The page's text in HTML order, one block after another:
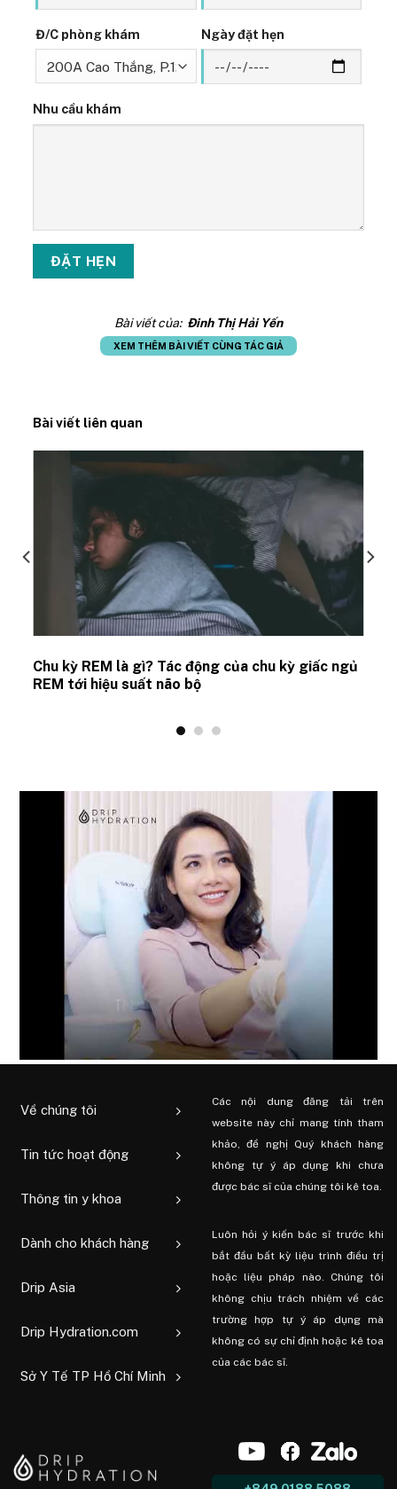
Đ/C phòng khám Ngày đặt hẹn
Nhu cầu khám
Bài viết của: Đinh Thị Hải Yến
XEM THÊM BÀI VIẾT CÙNG TÁC GIẢ
Bài viết liên quan
Chu kỳ REM là gì? Tác động của chu kỳ giấc ngủ
REM tới hiệu suất não bộ
Về chúng tôi
Tin tức hoạt động
Thông tin y khoa
Dành cho khách hàng
Drip Asia
Drip Hydration.com
Sở Y Tế TP Hồ Chí Minh
Các nội dung đăng tải trên
website này chỉ mang tính tham
khảo, đề nghị Quý khách hàng
không tự ý áp dụng khi chưa
được bác sĩ của chúng tôi kê toa.
Luôn hỏi ý kiến ​​bác sĩ trước khi
bắt đầu bất kỳ liệu trình điều trị
hoặc liệu pháp nào. Chúng tôi
không chịu trách nhiệm về các
trường hợp tự ý áp dụng mà
không có sự chỉ định hoặc kê toa
của các bác sĩ.